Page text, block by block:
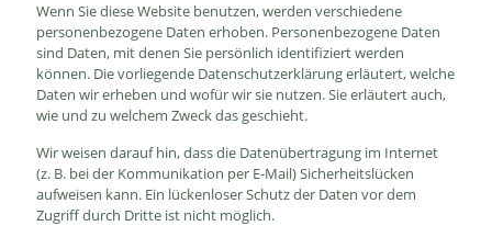
Wenn Sie diese Website benutzen, werden verschiedene
personenbezogene Daten erhoben. Personenbezogene Daten
sind Daten, mit denen Sie persönlich identifiziert werden
können. Die vorliegende Datenschutzerklärung erläutert, welche
Daten wir erheben und wofür wir sie nutzen. Sie erläutert auch,
wie und zu welchem Zweck das geschieht.
Wir weisen darauf hin, dass die Datenübertragung im Internet
(z. B. bei der Kommunikation per E-Mail) Sicherheitslücken
aufweisen kann. Ein lückenloser Schutz der Daten vor dem
Zugriff durch Dritte ist nicht möglich.